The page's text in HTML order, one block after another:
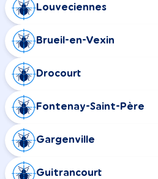
Louveciennes
Brueil-en-Vexin
Drocourt
Fontenay-Saint-Père
Gargenville
Guitrancourt